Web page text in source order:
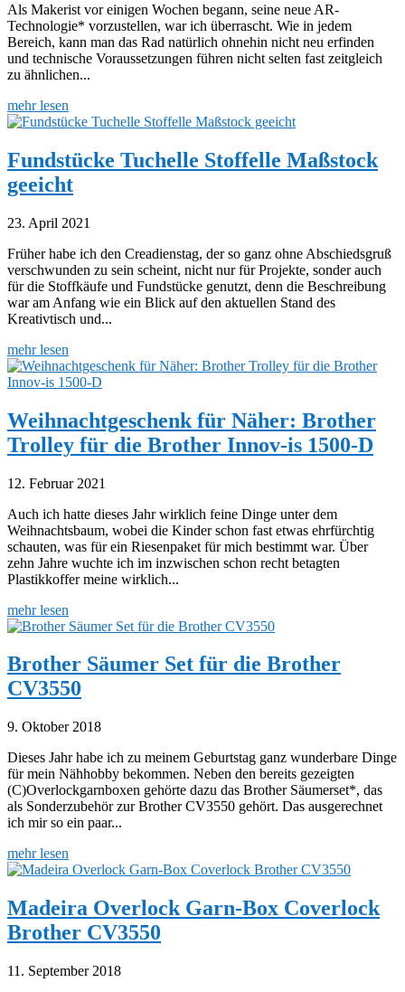
Als Makerist vor einigen Wochen begann, seine neue AR-
Technologie* vorzustellen, war ich überrascht. Wie in jedem
Bereich, kann man das Rad natürlich ohnehin nicht neu erfinden
und technische Voraussetzungen führen nicht selten fast zeitgleich
zu ähnlichen...
mehr lesen
Fundstücke Tuchelle Stoffelle Maßstock
geeicht
23. April 2021
Früher habe ich den Creadienstag, der so ganz ohne Abschiedsgruß
verschwunden zu sein scheint, nicht nur für Projekte, sonder auch
für die Stoffkäufe und Fundstücke genutzt, denn die Beschreibung
war am Anfang wie ein Blick auf den aktuellen Stand des
Kreativtisch und...
mehr lesen
Weihnachtgeschenk für Näher: Brother
Trolley für die Brother Innov-is 1500-D
12. Februar 2021
Auch ich hatte dieses Jahr wirklich feine Dinge unter dem
Weihnachtsbaum, wobei die Kinder schon fast etwas ehrfürchtig
schauten, was für ein Riesenpaket für mich bestimmt war. Über
zehn Jahre wuchte ich im inzwischen schon recht betagten
Plastikkoffer meine wirklich...
mehr lesen
Brother Säumer Set für die Brother
CV3550
9. Oktober 2018
Dieses Jahr habe ich zu meinem Geburtstag ganz wunderbare Dinge
für mein Nähhobby bekommen. Neben den bereits gezeigten
(C)Overlockgarnboxen gehörte dazu das Brother Säumerset*, das
als Sonderzubehör zur Brother CV3550 gehört. Das ausgerechnet
ich mir so ein paar...
mehr lesen
Madeira Overlock Garn-Box Coverlock
Brother CV3550
11. September 2018